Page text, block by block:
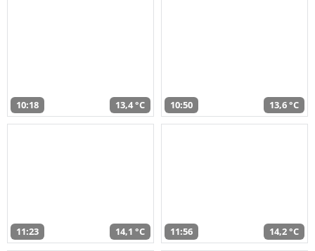
10:18 13,4 °C 10:50 13,6 °C
11:23 14,1 °C 11:56 14,2 °C